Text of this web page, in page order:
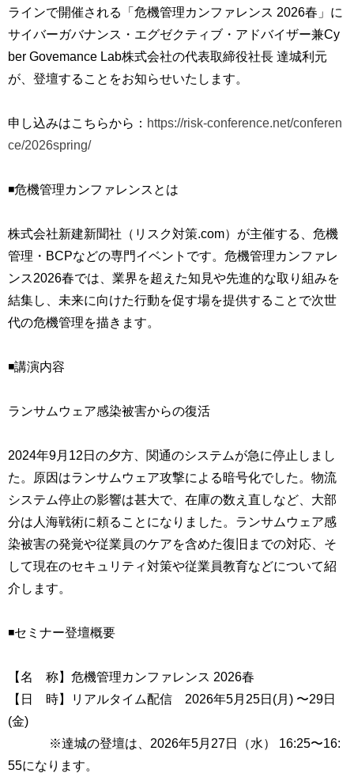
ラインで開催される「危機管理カンファレンス 2026春」に
サイバーガバナンス・エグゼクティブ・アドバイザー兼Cy
ber Govemance Lab株式会社の代表取締役社長 達城利元
が、登壇することをお知らせいたします。
申し込みはこちらから： https://risk-conference.net/conferen
ce/2026spring/
◾️危機管理カンファレンスとは
株式会社新建新聞社（リスク対策.com）が主催する、危機
管理・BCPなどの専門イベントです。危機管理カンファレ
ンス2026春では、業界を超えた知見や先進的な取り組みを
結集し、未来に向けた行動を促す場を提供することで次世
代の危機管理を描きます。
◾️講演内容
ランサムウェア感染被害からの復活
2024年9月12日の夕方、関通のシステムが急に停止しまし
た。原因はランサムウェア攻撃による暗号化でした。物流
システム停止の影響は甚大で、在庫の数え直しなど、大部
分は人海戦術に頼ることになりました。ランサムウェア感
染被害の発覚や従業員のケアを含めた復旧までの対応、そ
して現在のセキュリティ対策や従業員教育などについて紹
介します。
◾️セミナー登壇概要
【名 称】危機管理カンファレンス 2026春
【日 時】リアルタイム配信 2026年5月25日(月) 〜29日
(金)
※達城の登壇は、2026年5月27日（水） 16:25〜16:
55になります。